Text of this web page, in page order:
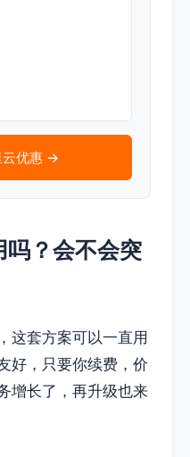
云优惠 →
？会不会突
这套方案可以一直用
好，只要你续费，价
增长了，再升级也来